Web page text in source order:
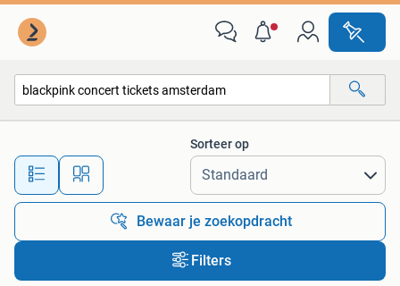
Alle afstanden…
Sorteer op
Bewaar je zoekopdracht
Filters